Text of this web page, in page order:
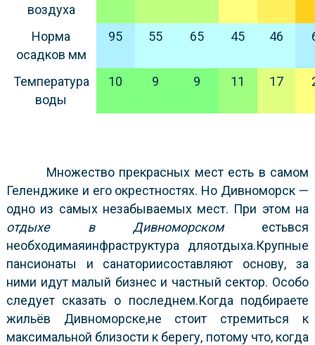
воздуха
Норма
осадков мм
95 55 65 45 46
Температура
воды
10 9 9 11 17
Множество прекрасных мест есть в самом
Геленджике и его окрестностях. Но Дивноморск —
одно из самых незабываемых мест. При этом на
отдыхе в Дивноморскоместьвся
необходимаяинфраструктура дляотдыха.Крупные
пансионаты и санаториисоставляют основу, за
ними идут малый бизнес и частный сектор. Особо
следует сказать о последнем.Когда подбираете
жильёв Дивноморске,не стоит стремиться к
максимальной близости к берегу, потому что, когда